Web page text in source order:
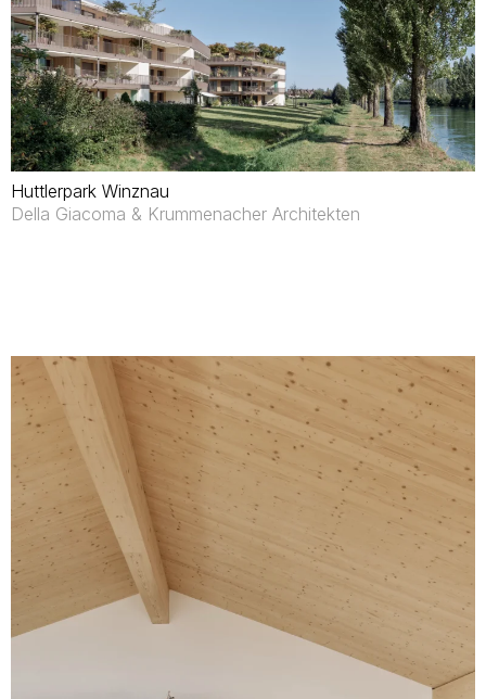
Huttlerpark Winznau
Della Giacoma & Krummenacher Architekten